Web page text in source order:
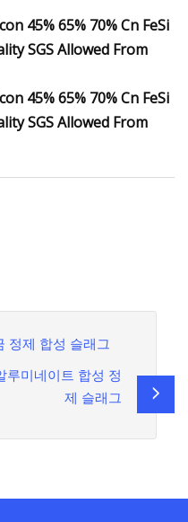
정제 합성 슬래그
루미네이트 합성 정
제 슬래그